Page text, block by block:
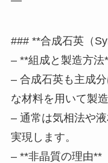
### **合成石英（
– **組成と製造方法
– 合成石英も主成
な材料を用いて製
– 通常は気相法や
実現します。
– **非晶質の理由**